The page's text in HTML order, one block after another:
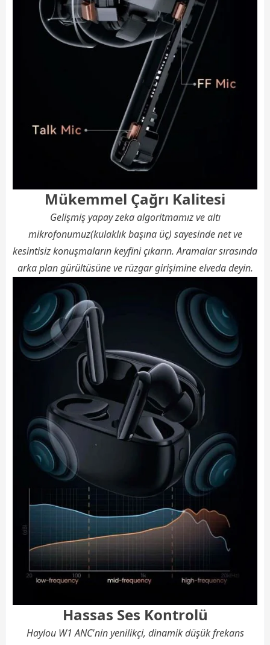
Mükemmel Çağrı Kalitesi
Gelişmiş yapay zeka algoritmamız ve altı
mikrofonumuz(kulaklık başına üç) sayesinde net ve
kesintisiz konuşmaların keyfini çıkarın. Aramalar sırasında
arka plan gürültüsüne ve rüzgar girişimine elveda deyin.
Hassas Ses Kontrolü
Haylou W1 ANC'nin yenilikçi, dinamik düşük frekans